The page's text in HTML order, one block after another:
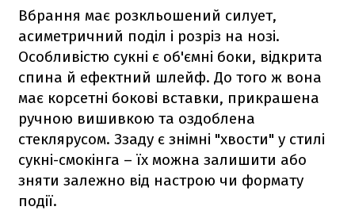
Вбрання має розкльошений силует,
асиметричний поділ і розріз на нозі.
Особливістю сукні є об'ємні боки, відкрита
спина й ефектний шлейф. До того ж вона
має корсетні бокові вставки, прикрашена
ручною вишивкою та оздоблена
стеклярусом. Ззаду є знімні "хвости" у стилі
сукні-смокінга – їх можна залишити або
зняти залежно від настрою чи формату
події.